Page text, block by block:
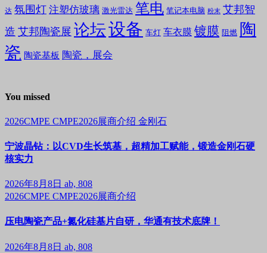
达 氛围灯 注塑仿玻璃 激光雷达 笔电 笔记本电脑 粉末 艾邦智
造 艾邦陶瓷展 论坛设备 车灯 车衣膜 镀膜 阻燃 陶
瓷 陶瓷基板 陶瓷，展会
You missed
2026CMPE CMPE2026展商介绍 金刚石
宁波晶钻：以CVD生长筑基，超精加工赋能，锻造金刚石硬
核实力
2026年8月8日 ab, 808
2026CMPE CMPE2026展商介绍
压电陶瓷产品+氮化硅基片自研，华通有技术底牌！
2026年8月8日 ab, 808